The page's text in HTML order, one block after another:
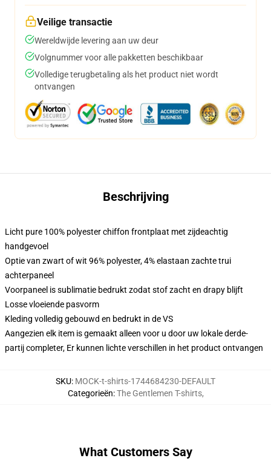
Veilige transactie
Wereldwijde levering aan uw deur
Volgnummer voor alle pakketten beschikbaar
Volledige terugbetaling als het product niet wordt
ontvangen
Beschrijving
Licht pure 100% polyester chiffon frontplaat met zijdeachtig
handgevoel
Optie van zwart of wit 96% polyester, 4% elastaan zachte trui
achterpaneel
Voorpaneel is sublimatie bedrukt zodat stof zacht en drapy blijft
Losse vloeiende pasvorm
Kleding volledig gebouwd en bedrukt in de VS
Aangezien elk item is gemaakt alleen voor u door uw lokale derde-
partij completer, Er kunnen lichte verschillen in het product ontvangen
SKU: MOCK-t-shirts-1744684230-DEFAULT
Categorieën:The Gentlemen T-shirts,
What Customers Say